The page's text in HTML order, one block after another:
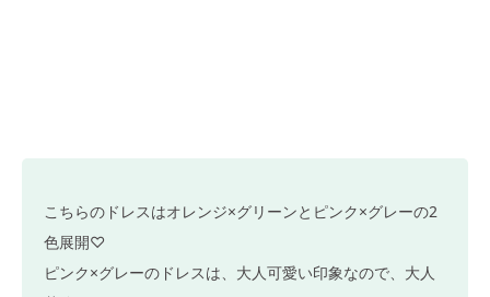
こちらのドレスはオレンジ×グリーンとピンク×グレーの2
色展開♡
ピンク×グレーのドレスは、大人可愛い印象なので、大人